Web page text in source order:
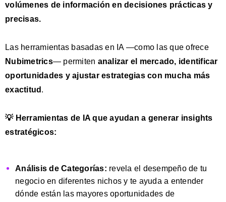
volúmenes de información en decisiones prácticas y
precisas.
Las herramientas basadas en IA —como las que ofrece
Nubimetrics— permiten analizar el mercado, identificar
oportunidades y ajustar estrategias con mucha más
exactitud .
💡 Herramientas de IA que ayudan a generar insights
estratégicos:
Análisis de Categorías: revela el desempeño de tu
negocio en diferentes nichos y te ayuda a entender
dónde están las mayores oportunidades de